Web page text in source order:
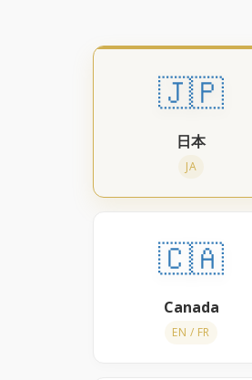
🇯🇵
日本
JA
🇨🇦
Canada
EN / FR